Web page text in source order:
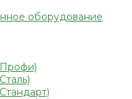
оборудование